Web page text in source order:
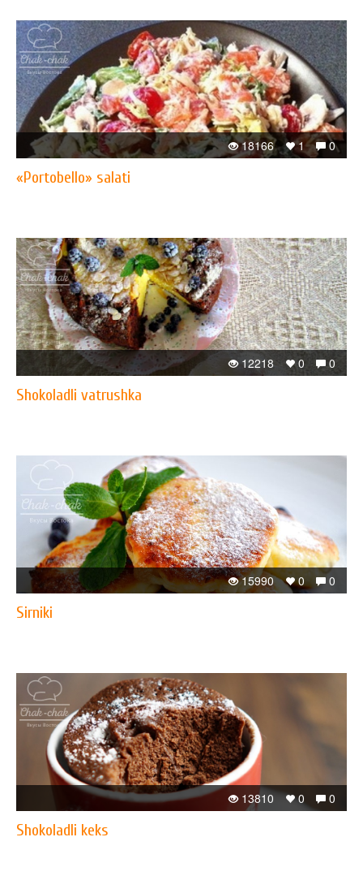
0
1
18166
«Portobello» salati
0
0
12218
Shokoladli vatrushka
0
0
15990
Sirniki
0
0
13810
Shokoladli keks